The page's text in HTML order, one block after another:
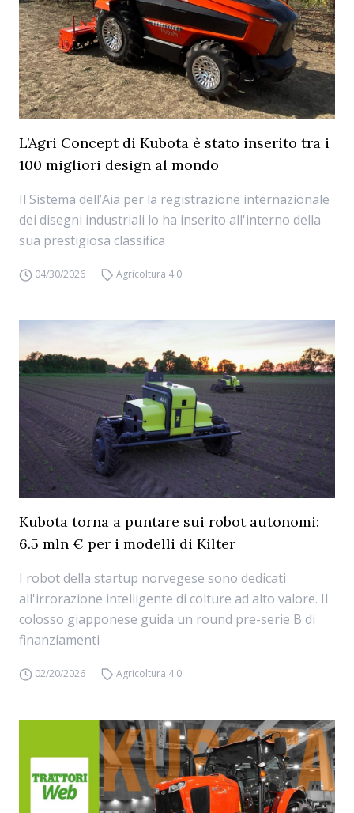
L’Agri Concept di Kubota è stato inserito tra i
100 migliori design al mondo
Il Sistema dell’Aia per la registrazione internazionale
dei disegni industriali lo ha inserito all'interno della
sua prestigiosa classifica
04/30/2026 Agricoltura 4.0
Kubota torna a puntare sui robot autonomi:
6.5 mln € per i modelli di Kilter
I robot della startup norvegese sono dedicati
all'irrorazione intelligente di colture ad alto valore. Il
colosso giapponese guida un round pre-serie B di
finanziamenti
02/20/2026 Agricoltura 4.0